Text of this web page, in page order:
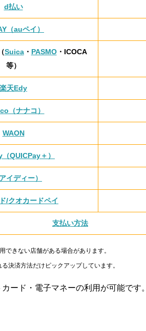
d払い
（auペイ）
Suica・ PASMO・ICOCA
等）
楽天Edy
（ナナコ）
WAON
QUICPay＋）
イディー）
/クオカードペイ
支払い方法
きない店舗がある場合があります。
決済方法だけピックアップしています。
ード・電子マネーの利用が可能です。